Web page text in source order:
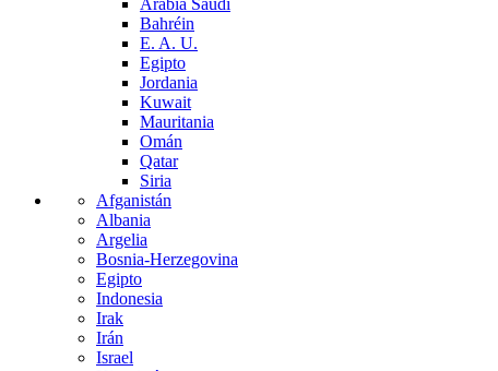
Bahréin
E. A. U.
Egipto
Jordania
Kuwait
Mauritania
Omán
Qatar
Siria
Afganistán
Albania
Argelia
Bosnia-Herzegovina
Egipto
Indonesia
Irak
Irán
Israel